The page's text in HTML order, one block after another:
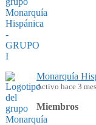
Monarquía
Activo hace 3
Miembros